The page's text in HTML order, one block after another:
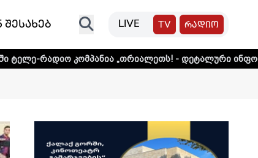
შესახებ LIVE TV რადიო
კომპანია „თრიალეთს! - დეტალური ინფორმაციისთვის